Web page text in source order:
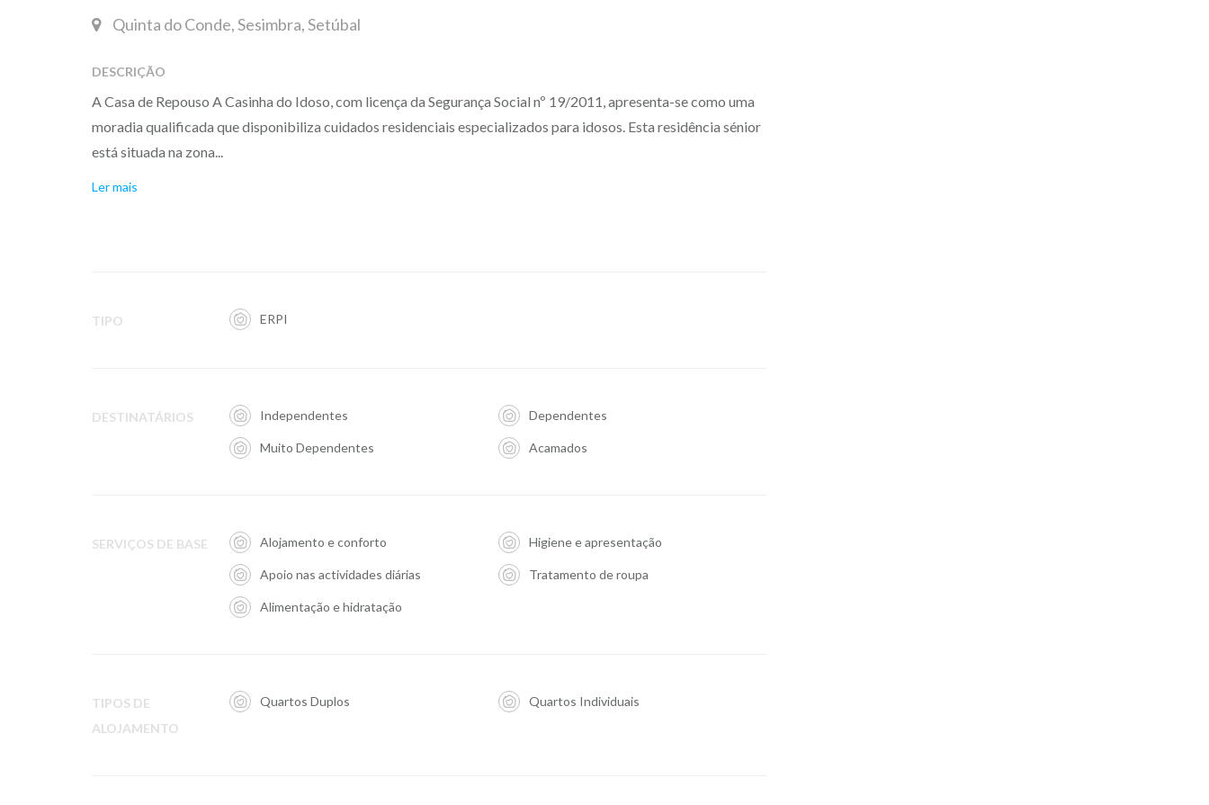
Quinta do Conde, Sesimbra, Setúbal
DESCRIÇÃO
A Casa de Repouso A Casinha do Idoso, com licença da Segurança Social nº 19/2011, apresenta-se como uma
moradia qualificada que disponibiliza cuidados residenciais especializados para idosos. Esta residência sénior
está situada na zona...
Ler mais
TIPO ERPI
DESTINATÁRIOS Independentes Dependentes
Muito Dependentes Acamados
SERVIÇOS DE BASE Alojamento e conforto Higiene e apresentação
Apoio nas actividades diárias Tratamento de roupa
Alimentação e hidratação
TIPOS DE
ALOJAMENTO
Quartos Duplos Quartos Individuais